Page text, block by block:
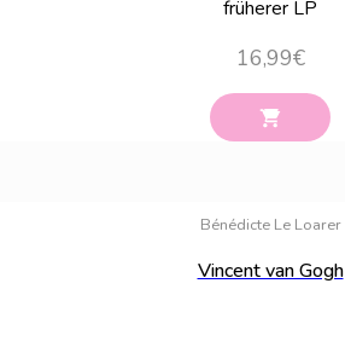
früherer LP
16,99€
Bénédicte Le Loarer
Vincent van Gogh